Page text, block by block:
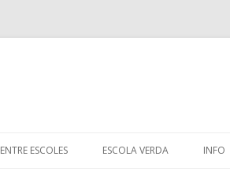
to
ENTRE ESCOLES ESCOLA VERDA INFO